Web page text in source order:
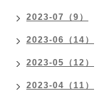
2023-07（9）
2023-06（14）
2023-05（12）
2023-04（11）